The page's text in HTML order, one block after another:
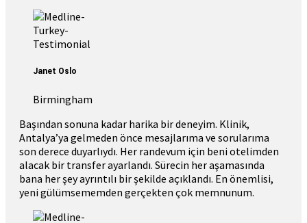
Janet Oslo
Birmingham
Başından sonuna kadar harika bir deneyim. Klinik,
Antalya’ya gelmeden önce mesajlarıma ve sorularıma
son derece duyarlıydı. Her randevum için beni otelimden
alacak bir transfer ayarlandı. Sürecin her aşamasında
bana her şey ayrıntılı bir şekilde açıklandı. En önemlisi,
yeni gülümsememden gerçekten çok memnunum.